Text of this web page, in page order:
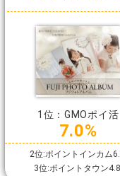
1位：GMOポイ活
7.0%
2位:ポイントインカム
3位:ポイントタウン